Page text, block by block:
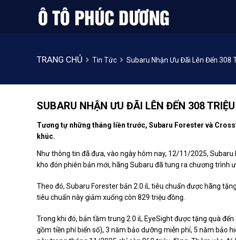
TRANG CHỦ Tin Tức Subaru Nhận Ưu Đãi Lên Đến
SUBARU NHẬN ƯU ĐÃI LÊN ĐẾN 308
Tương tự những tháng liền trước, Subaru Forester và
khúc.
Như thông tin đã đưa, vào ngày hôm nay, 12/11/2025,
kho đón phiên bản mới, hãng Subaru đã tung ra chương trình
Theo đó, Subaru Forester bản 2.0 iL tiêu chuẩn được hãng
tiêu chuẩn này giảm xuống còn 829 triệu đồng.
Trong khi đó, bản tầm trung 2.0 iL EyeSight được tặng quà
gồm tiền phí biển số), 3 năm bảo dưỡng miễn phí, 5 năm bảo